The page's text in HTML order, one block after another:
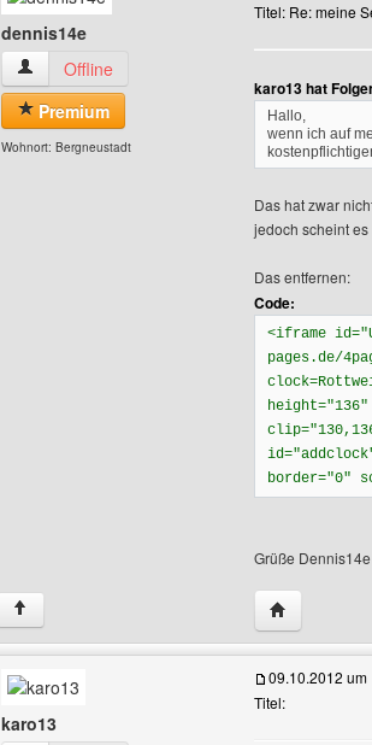
dennis14e
dennis14e Benutzer-Profile anzeigen
Offline
Premium
Wohnort: Bergneustadt
Titel: Re: meine
karo13 hat
Hallo,
wenn ich auf
Das hat zwar
jedoch scheint
Das entfernen:
Code:
<iframe
pages.de/
border="0"
Grüße Dennis14e
↑ Website
karo13
09.10.2012 um
Titel: